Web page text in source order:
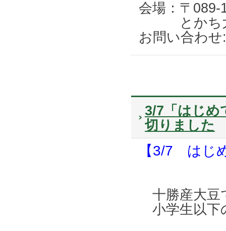
会場：〒
とかち大
お問い合わ
3/7「はじめ
切りました
【3/7 はじ
十勝産大豆
小学生以下